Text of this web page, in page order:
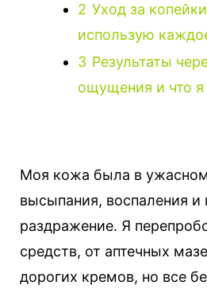
2 Уход за
использую
3 Результаты
ощущения и что
Моя кожа была в
высыпания, воспаления и
раздражение. Я
средств, от аптечных
дорогих кремов, но все